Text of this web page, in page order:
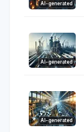
AI-generated
AI-generated
AI-generated